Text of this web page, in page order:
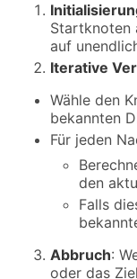
Startknoten
auf
Iterative
Wähle den
bekannten
Für jeden
den
Falls
Abbruch:
oder das